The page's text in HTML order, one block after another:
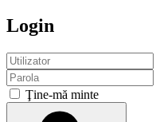
Login
Ţine-mă minte